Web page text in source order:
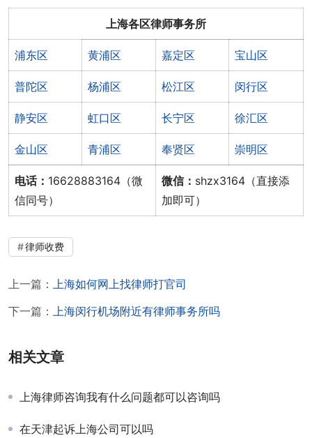
上海各区律师事务所
浦东区 黄浦区 嘉定区 宝山区
普陀区 杨浦区 松江区 闵行区
静安区 虹口区 长宁区 徐汇区
金山区 青浦区 奉贤区 崇明区
电话： 16628883164（微
信同号）
微信： shzx3164（直接添
加即可）
律师收费
上一篇：
上海如何网上找律师打官司
下一篇：
上海闵行机场附近有律师事务所吗
相关文章
上海律师咨询我有什么问题都可以咨询吗
在天津起诉上海公司可以吗